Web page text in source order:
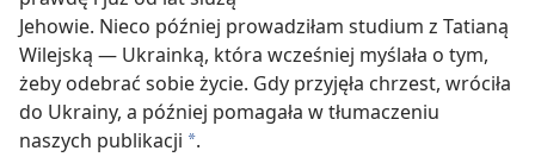
Jehowie. Nieco później prowadziłam studium z Tatianą
Wilejską — Ukrainką, która wcześniej myślała o tym,
żeby odebrać sobie życie. Gdy przyjęła chrzest, wróciła
do Ukrainy, a później pomagała w tłumaczeniu
naszych publikacji a.